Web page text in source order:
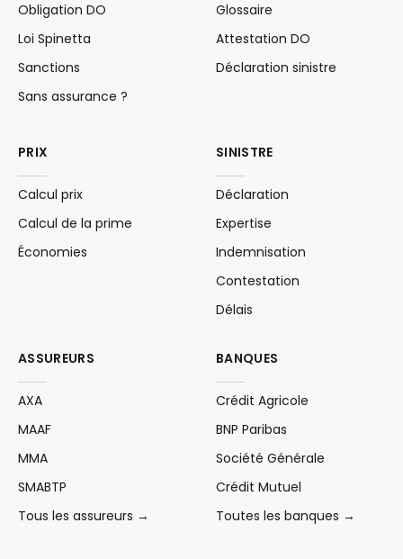
Obligation DO
Loi Spinetta
Sanctions
Sans assurance ?
Glossaire
Attestation DO
Déclaration sinistre
PRIX
Calcul prix
Calcul de la prime
Économies
SINISTRE
Déclaration
Expertise
Indemnisation
Contestation
Délais
ASSUREURS
AXA
MAAF
MMA
SMABTP
Tous les assureurs →
BANQUES
Crédit Agricole
BNP Paribas
Société Générale
Crédit Mutuel
Toutes les banques →